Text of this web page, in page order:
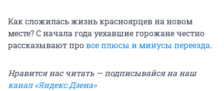
Как сложилась жизнь красноярцев на новом
месте? С начала года уехавшие горожане честно
рассказывают провсе плюсы и минусы переезда.
Нравится нас читать — подписывайся на наш
канал «Яндекс.Дзена»